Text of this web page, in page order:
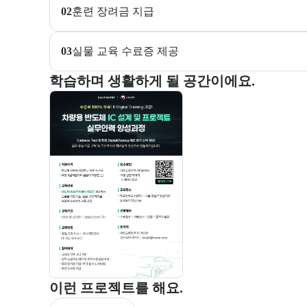
02훈련 장려금 지급
03실물 교육 수료증 제공
학습하며 생활하게 될 공간이에요.
부트캠프 교육 환경 사진을 목록으로 보여준다.
교육 환경 사진 목록
이런 프로젝트를 해요.
부트캠프 과정에서 진행하는 프로젝트 유형을 안내한